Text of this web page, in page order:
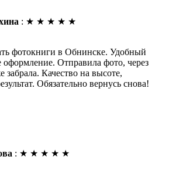
: ★ ★ ★ ★ ★
фотокниги в Обнинске. Удобный
оформление. Отправила фото, через
забрала. Качество на высоте,
Обязательно вернусь снова!
: ★ ★ ★ ★ ★